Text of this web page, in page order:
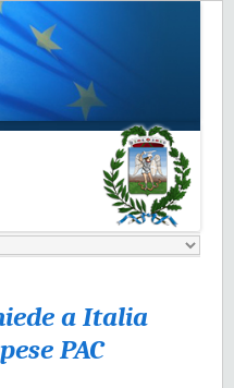
a Italia
PAC